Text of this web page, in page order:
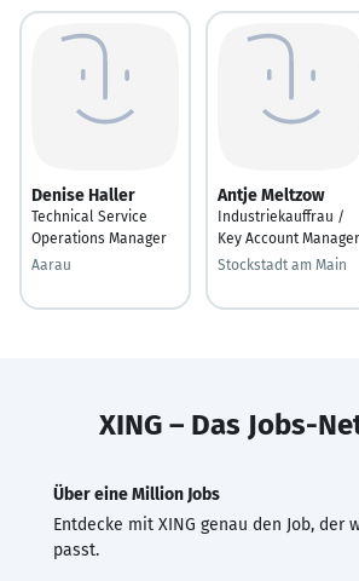
Denise Haller
Technical Service
Operations Manager
Aarau
Antje Meltzow
Industriekauffrau /
Key Account Manager
Stockstadt am Main
XING – Das Jobs-
Über eine Million Jobs
Entdecke mit XING genau den Job, der
passt.